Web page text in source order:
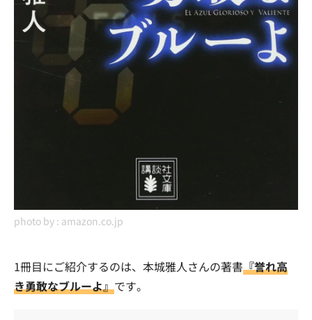
photo by : amazon.co.jp
1冊目にご紹介するのは、本城雅人さんの著書『誉れ高
き勇敢なブルーよ』です。